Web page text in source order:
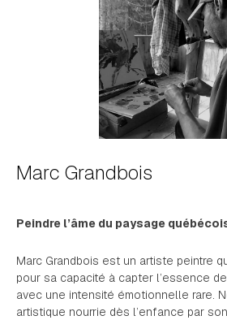
Marc Grandbois
Peindre l’âme du paysage
Marc Grandbois est un artiste peintre
pour sa capacité à capter l’essence
avec une intensité émotionnelle rare.
artistique nourrie dès l’enfance par